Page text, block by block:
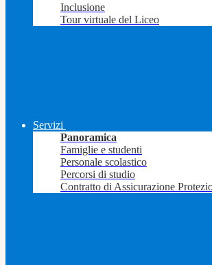
Inclusione
Tour virtuale del Liceo
Servizi
Panoramica
Famiglie e studenti
Personale scolastico
Percorsi di studio
Contratto di Assicurazione